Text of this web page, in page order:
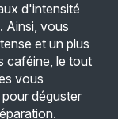
d'intensité
Ainsi, vous
et un plus
caféine, le tout
vous
déguster